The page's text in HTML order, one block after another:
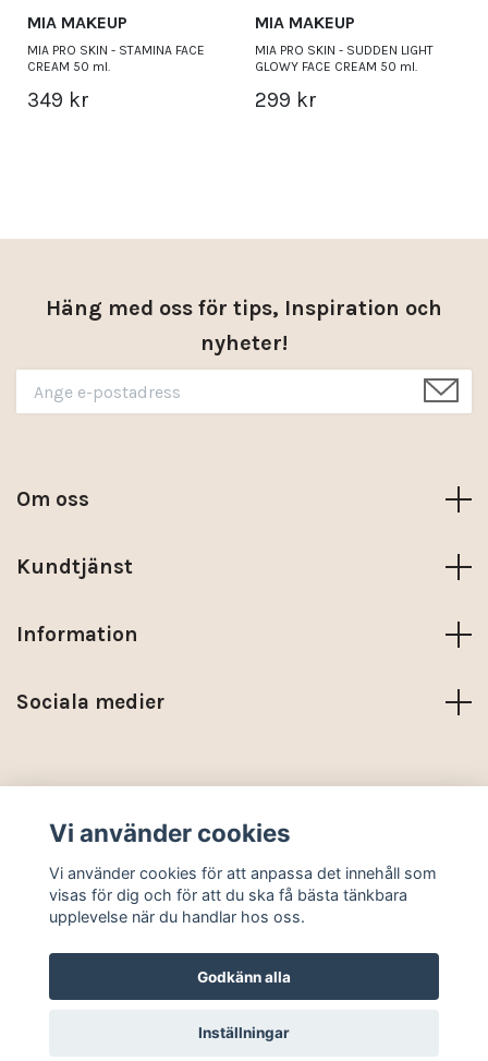
MIA MAKEUP
MIA PRO SKIN - STAMINA FACE
CREAM 50 ml.
349 kr
MIA MAKEUP
MIA PRO SKIN - SUDDEN LIGHT
GLOWY FACE CREAM 50 ml.
299 kr
Häng med oss för tips, Inspiration och
nyheter!
Om oss
Kundtjänst
Information
Sociala medier
Vi använder cookies
Vi använder cookies för att anpassa det innehåll som
visas för dig och för att du ska få bästa tänkbara
upplevelse när du handlar hos oss.
Godkänn alla
Inställningar